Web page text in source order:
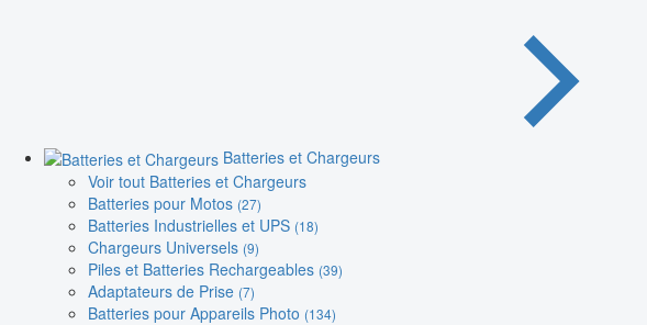
Batteries et Chargeurs
Voir tout Batteries et Chargeurs
Batteries pour Motos (27)
Batteries Industrielles et UPS (18)
Chargeurs Universels (9)
Piles et Batteries Rechargeables (39)
Adaptateurs de Prise (7)
Batteries pour Appareils Photo (134)